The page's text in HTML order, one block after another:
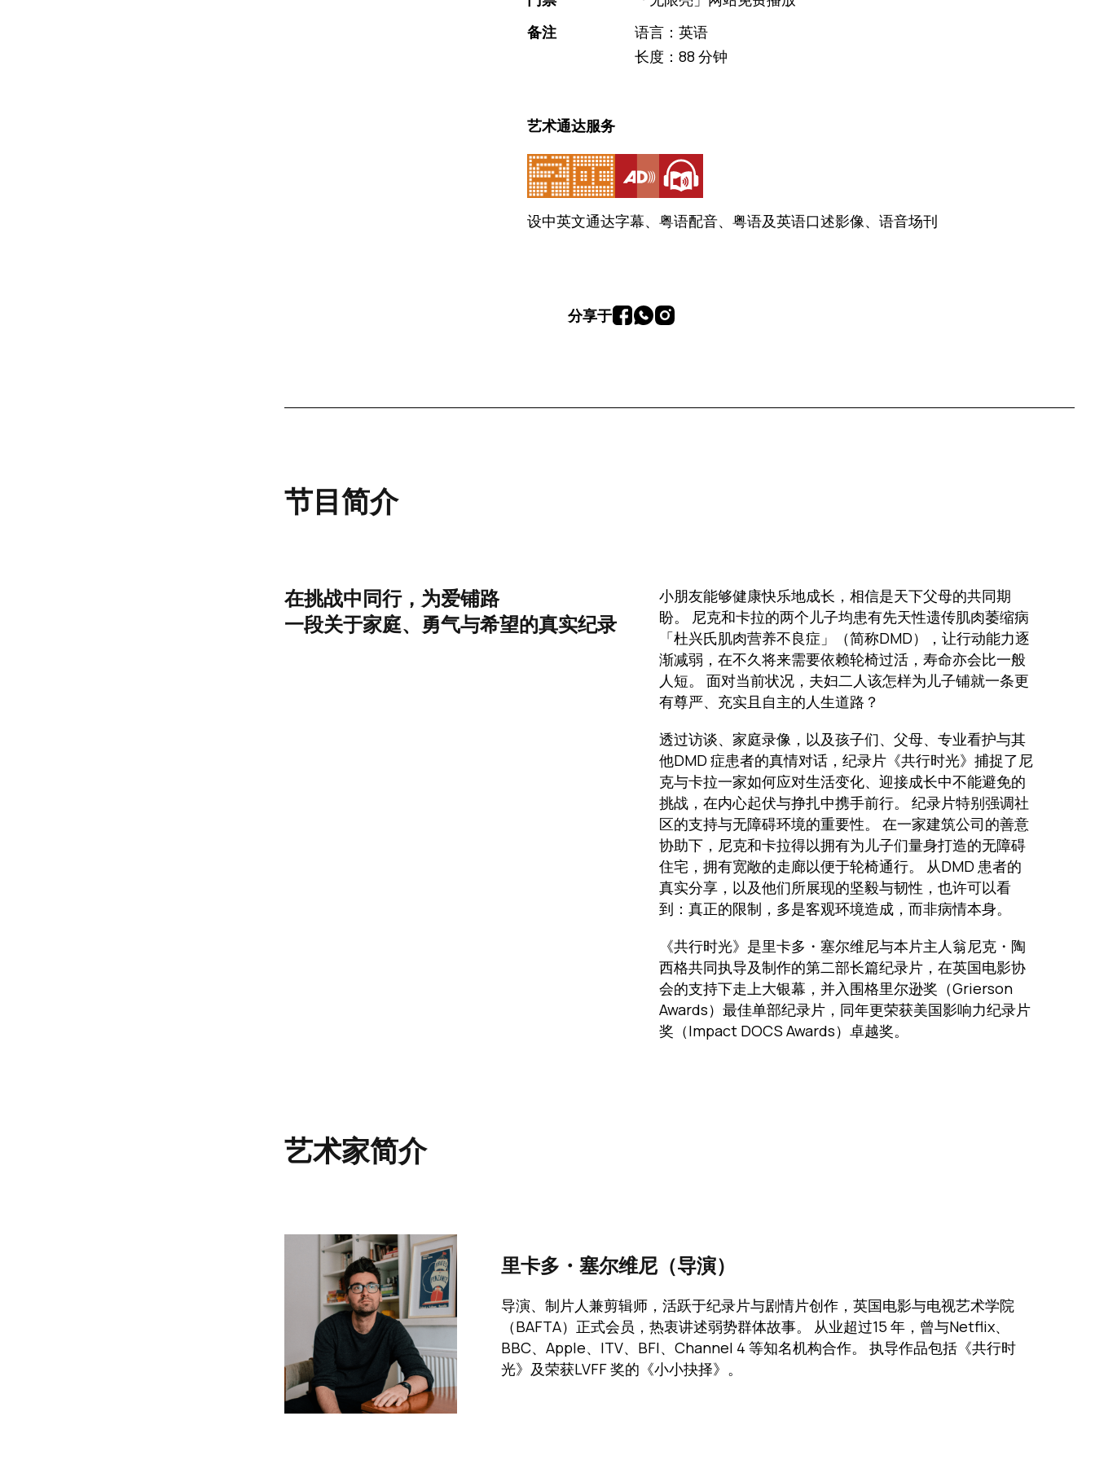
备注
语言：英语
长度：88 分钟
艺术通达服务
设中英文通达字幕、粤语配音、粤语及英语口述影像、语音场刊
分享于
跳回內容目录 (内容尚未结束)
节目简介
在挑战中同行，为爱铺路
一段关于家庭、勇气与希望的真实纪录
小朋友能够健康快乐地成长，相信是天下父母的共同期
盼。 尼克和卡拉的两个儿子均患有先天性遗传肌肉萎缩病
「杜兴氏肌肉营养不良症」（简称DMD），让行动能力逐
渐减弱，在不久将来需要依赖轮椅过活，寿命亦会比一般
人短。 面对当前状况，夫妇二人该怎样为儿子铺就一条更
有尊严、充实且自主的人生道路？
透过访谈、家庭录像，以及孩子们、父母、专业看护与其
他DMD 症患者的真情对话，纪录片《共行时光》捕捉了尼
克与卡拉一家如何应对生活变化、迎接成长中不能避免的
挑战，在内心起伏与挣扎中携手前行。 纪录片特别强调社
区的支持与无障碍环境的重要性。 在一家建筑公司的善意
协助下，尼克和卡拉得以拥有为儿子们量身打造的无障碍
住宅，拥有宽敞的走廊以便于轮椅通行。 从DMD 患者的
真实分享，以及他们所展现的坚毅与韧性，也许可以看
到：真正的限制，多是客观环境造成，而非病情本身。
《共行时光》是里卡多・塞尔维尼与本片主人翁尼克・陶
西格共同执导及制作的第二部长篇纪录片，在英国电影协
会的支持下走上大银幕，并入围格里尔逊奖（Grierson
Awards）最佳单部纪录片，同年更荣获美国影响力纪录片
奖（Impact DOCS Awards）卓越奖。
跳回內容目录 (内容尚未结束)
艺术家简介
里卡多・塞尔维尼（导演）
导演、制片人兼剪辑师，活跃于纪录片与剧情片创作，英国电影与电视艺术学院
（BAFTA）正式会员，热衷讲述弱势群体故事。 从业超过15 年，曾与Netflix、
BBC、Apple、ITV、BFI、Channel 4 等知名机构合作。 执导作品包括《共行时
光》及荣获LVFF 奖的《小小抉择》。